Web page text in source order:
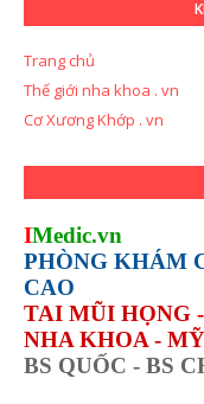
Trang chủ
Thế giới nha khoa . vn
Cơ Xương Khớp . vn
IMedic.vn
PHÒNG KHÁM
CAO
TAI MŨI HỌNG
NHA KHOA -
BS QUỐC - BS